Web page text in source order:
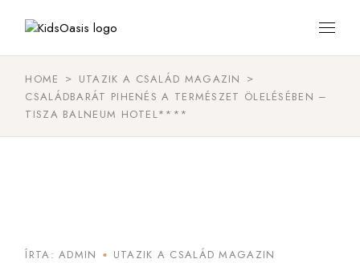
HOME
UTAZIK A CSALÁD MAGAZIN
CSALÁDBARÁT PIHENÉS A TERMÉSZET ÖLELÉSÉBEN –
TISZA BALNEUM HOTEL****
ÍRTA: ADMIN UTAZIK A CSALÁD MAGAZIN